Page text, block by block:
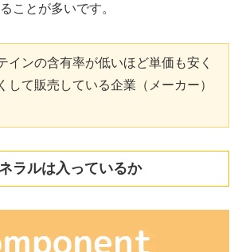
ことが多いです。
インの含有率が低いほど単価も安く
して販売している企業（メーカー）
ラルは入っているか